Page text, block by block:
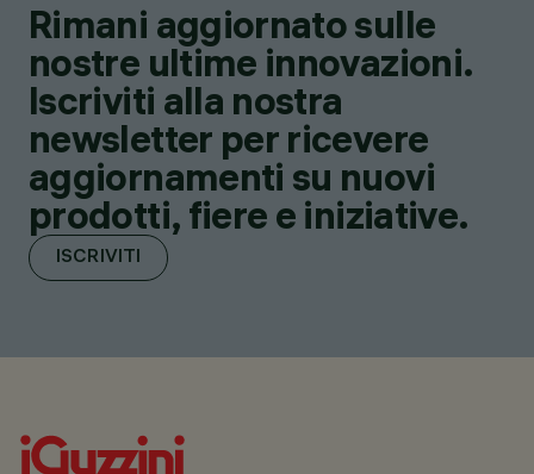
Rimani aggiornato sulle
nostre ultime innovazioni.
Iscriviti alla nostra
newsletter per ricevere
aggiornamenti su nuovi
prodotti, fiere e iniziative.
ISCRIVITI